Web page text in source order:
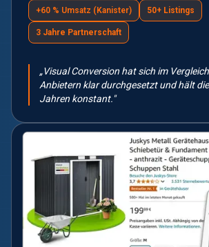
+60 % Umsatz (Kanister) 50+ Listings
3 Jahre Partnerschaft
„Visual Conversion hat sich im
Anbietern klar durchgesetzt und hält
Jahren konstant."